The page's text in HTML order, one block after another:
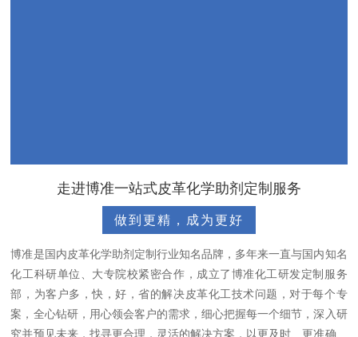
走进博准一站式皮革化学助剂定制服务
做到更精，成为更好
博准是国内皮革化学助剂定制行业知名品牌，多年来一直与国内知名
化工科研单位、大专院校紧密合作，成立了博准化工研发定制服务
部，为客户多，快，好，省的解决皮革化工技术问题，对于每个专
案，全心钻研，用心领会客户的需求，细心把握每一个细节，深入研
究并预见未来，找寻更合理，灵活的解决方案，以更及时、更准确、